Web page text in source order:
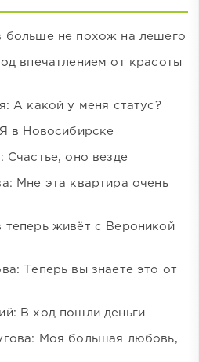
больше не похож на лешего
впечатлением от красоты
А какой у меня статус?
в Новосибирске
Счастье, оно везде
Мне эта квартира очень
теперь живёт с Вероникой
Теперь вы знаете это от
В ход пошли деньги
Моя большая любовь,